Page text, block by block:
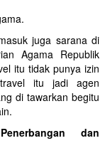
juga sarana di
Agama Republik
itu tidak punya izin
itu jadi agen
di tawarkan begitu
dan